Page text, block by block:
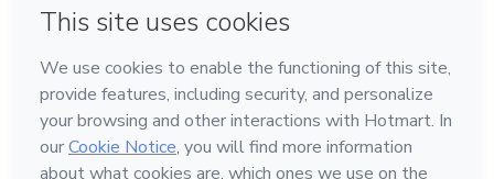
Feito com ❤ em Bogotá
Conheça a Hotmart